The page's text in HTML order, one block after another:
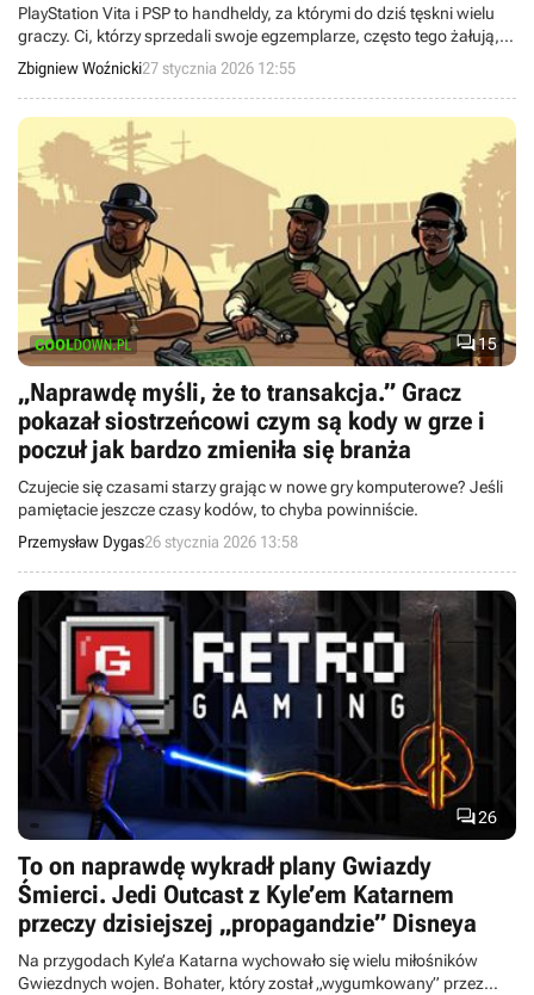
PlayStation Vita i PSP to handheldy, za którymi do dziś tęskni wielu
graczy. Ci, którzy sprzedali swoje egzemplarze, często tego żałują,
inni zaś z sentymentem wspominają erę, gdy konsola przenośna
faktycznie mieściła się w kieszeni.
Zbigniew Woźnicki27 stycznia 2026 12:55
15
„Naprawdę myśli, że to transakcja.” Gracz
pokazał siostrzeńcowi czym są kody w grze i
poczuł jak bardzo zmieniła się branża
Czujecie się czasami starzy grając w nowe gry komputerowe? Jeśli
pamiętacie jeszcze czasy kodów, to chyba powinniście.
Przemysław Dygas26 stycznia 2026 13:58
26
To on naprawdę wykradł plany Gwiazdy
Śmierci. Jedi Outcast z Kyle’em Katarnem
przeczy dzisiejszej „propagandzie” Disneya
Na przygodach Kyle’a Katarna wychowało się wielu miłośników
Gwiezdnych wojen. Bohater, który został „wygumkowany” przez